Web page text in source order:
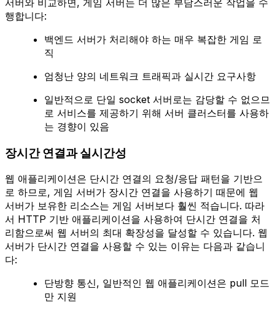
행합니다:
백엔드 서버가 처리해야 하는 매우 복잡한 게임 로
직
엄청난 양의 네트워크 트래픽과 실시간 요구사항
일반적으로 단일 socket 서버로는 감당할 수 없으므
로 서비스를 제공하기 위해 서버 클러스터를 사용하
는 경향이 있음
장시간 연결과 실시간성
웹 애플리케이션은 단시간 연결의 요청/응답 패턴을 기반으
로 하므로, 게임 서버가 장시간 연결을 사용하기 때문에 웹
서버가 보유한 리소스는 게임 서버보다 훨씬 적습니다. 따라
서 HTTP 기반 애플리케이션을 사용하여 단시간 연결을 처
리함으로써 웹 서버의 최대 확장성을 달성할 수 있습니다. 웹
서버가 단시간 연결을 사용할 수 있는 이유는 다음과 같습니
다:
단방향 통신, 일반적인 웹 애플리케이션은 pull 모드
만 지원